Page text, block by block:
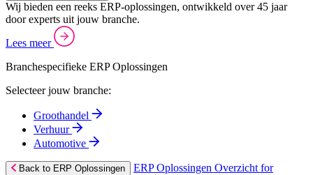
Wij bieden een reeks ERP-oplossingen, ontwikkeld over 45 jaar
door experts uit jouw branche.
Lees meer
Branchespecifieke ERP Oplossingen
Selecteer jouw branche:
Groothandel
Verhuur
Automotive
Back to ERP Oplossingen
ERP Oplossingen Overzicht for